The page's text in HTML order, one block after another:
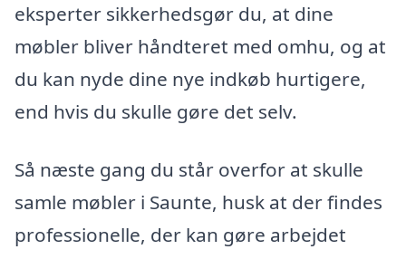
eksperter sikkerhedsgør du, at dine
møbler bliver håndteret med omhu, og at
du kan nyde dine nye indkøb hurtigere,
end hvis du skulle gøre det selv.
Så næste gang du står overfor at skulle
samle møbler i Saunte, husk at der findes
professionelle, der kan gøre arbejdet